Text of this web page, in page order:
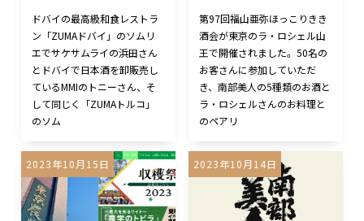
ドバイの最高級和食レストラ
ン「ZUMAドバイ」のソムリ
エでサケサムライの浜田さん
とドバイで日本酒を卸販売し
ているMMIのトニーさん、そ
して同じく「ZUMAトルコ」
のソム
第97回福山亜弥ほっこりきき
酒会が東京のラ・ロシェル山
王で開催されました。50名の
お客さんに参加していただ
き、南部美人の5種類のお酒と
ラ・ロシェルさんのお料理と
のペアリ
2023年10月15日 2023年10月14日